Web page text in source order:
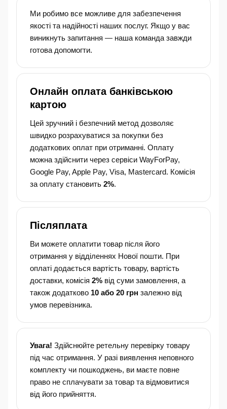
Ми робимо все можливе для забезпечення
якості та надійності наших послуг. Якщо у вас
виникнуть запитання — наша команда завжди
готова допомогти.
Онлайн оплата банківською
картою
Цей зручний і безпечний метод дозволяє
швидко розрахуватися за покупки без
додаткових оплат при отриманні. Оплату
можна здійснити через сервіси WayForPay,
Google Pay, Apple Pay, Visa, Mastercard. Комісія
за оплату становить 2%.
Післяплата
Ви можете оплатити товар після його
отримання у відділеннях Нової пошти. При
оплаті додається вартість товару, вартість
доставки, комісія 2% від суми замовлення, а
також додатково 10 або 20 грн залежно від
умов перевізника.
Увага! Здійснюйте ретельну перевірку товару
під час отримання. У разі виявлення неповного
комплекту чи пошкоджень, ви маєте повне
право не сплачувати за товар та відмовитися
від його прийняття.